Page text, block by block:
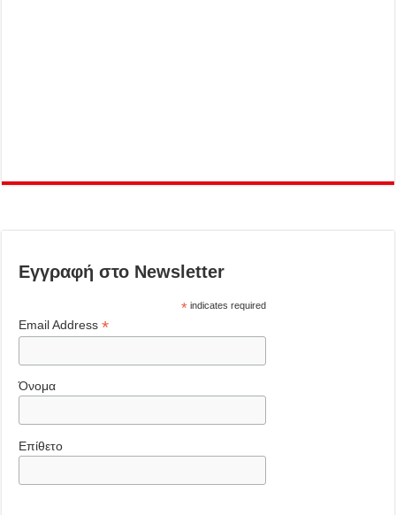
Εγγραφή στο Newsletter
*indicates required
Email Address*
Όνομα
Επίθετο